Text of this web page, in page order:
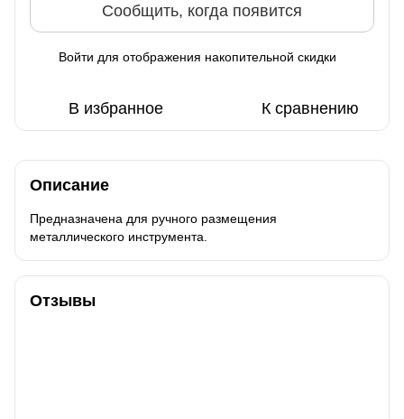
Сообщить, когда появится
Войти для отображения накопительной скидки
В избранное К сравнению
Описание
Предназначена для ручного размещения
металлического инструмента.
Отзывы